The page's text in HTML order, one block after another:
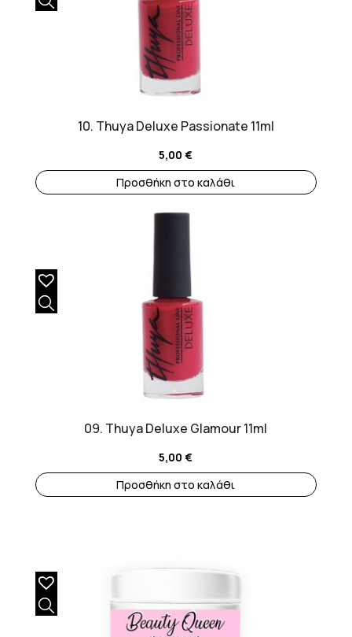
10. Thuya Deluxe Passionate 11ml
5,00€
Προσθήκη στο καλάθι
09. Thuya Deluxe Glamour 11ml
5,00€
Προσθήκη στο καλάθι